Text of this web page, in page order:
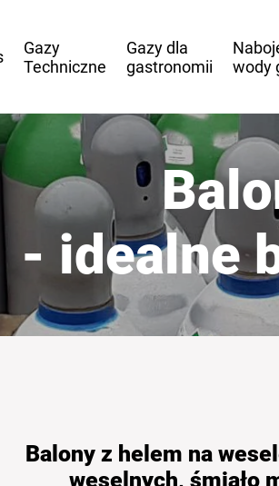
Gazy
Techniczne
Gazy dla
gastronomii
wody
- idealne
Balony z helem na
weselnych, śmiało